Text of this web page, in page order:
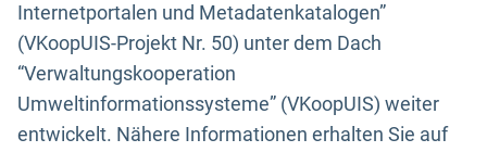
Internetportalen und Metadatenkatalogen”
(VKoopUIS-Projekt Nr. 50) unter dem Dach
“Verwaltungskooperation
Umweltinformationssysteme” (VKoopUIS) weiter
entwickelt. Nähere Informationen erhalten Sie auf